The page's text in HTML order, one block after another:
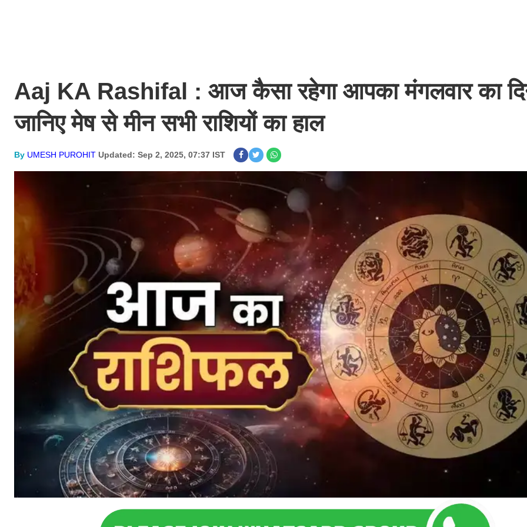
Aaj KA Rashifal : आज कैसा रहेगा आपका मंगलवार का
जानिए मेष से मीन सभी राशियों का हाल
By UMESH PUROHIT Updated: Sep 2, 2025, 07:37 IST